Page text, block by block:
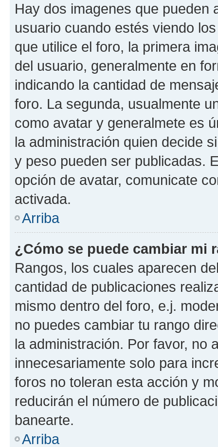
Hay dos imagenes que pueden
usuario cuando estés viendo
que utilice el foro, la primera
del usuario, generalmente en
indicando la cantidad de
foro. La segunda, usualmente
como avatar y generalmete es
la administración quien decide
y peso pueden ser publicadas.
opción de avatar, comunicate
activada.
Arriba
¿Cómo se puede cambiar mi
Rangos, los cuales aparecen
cantidad de publicaciones
mismo dentro del foro, e.j.
no puedes cambiar tu rango
la administración. Por favor, no
innecesariamente solo para
foros no toleran esta acción y
reducirán el número de
banearte.
Arriba